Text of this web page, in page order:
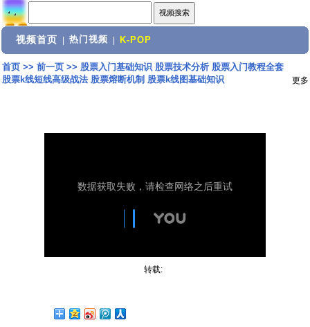
视频首页 热门视频 K-POP
首页>> 前一页>> 股票入门基础知识 股票技术分析 股票入门教程全套
股票k线短线高级战法 股票熔断机制 股票k线图基础知识
更多
转载: